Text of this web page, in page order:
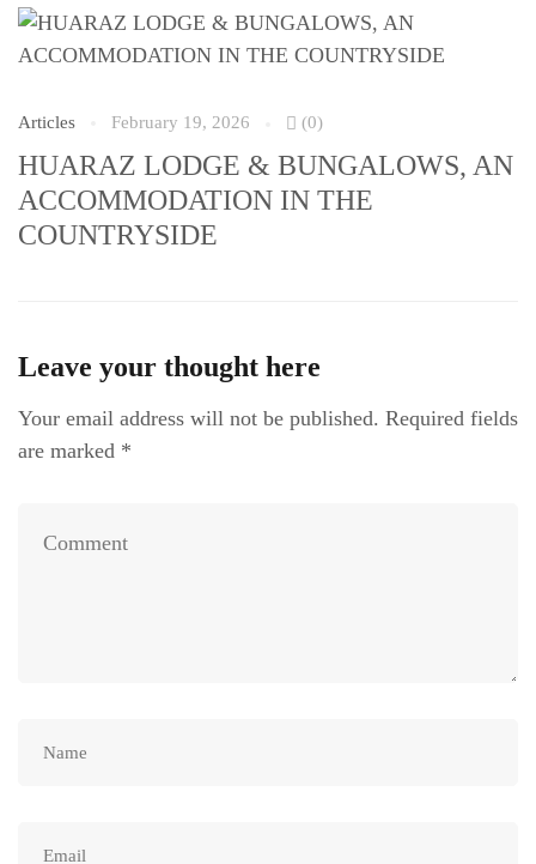
Articles February 19, 2026 (0)
HUARAZ LODGE & BUNGALOWS, AN
ACCOMMODATION IN THE
COUNTRYSIDE
Leave your thought here
Your email address will not be published. Required fields
are marked *